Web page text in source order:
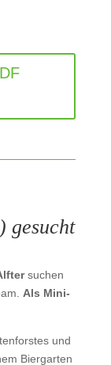
gesucht
suchen
Als Mini-
und
Biergarten